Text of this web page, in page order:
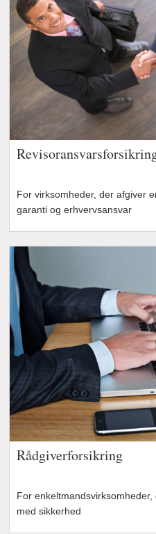
For virksomheder, der afgiver
garanti og erhvervsansvar
Rådgiverforsikring
For enkeltmandsvirksomheder,
med sikkerhed